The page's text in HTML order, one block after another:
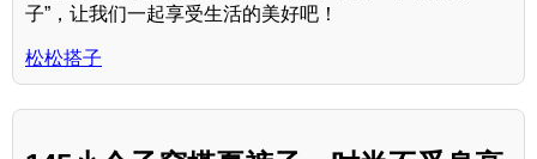
子”，让我们一起享受生活的美好吧！
松松搭子